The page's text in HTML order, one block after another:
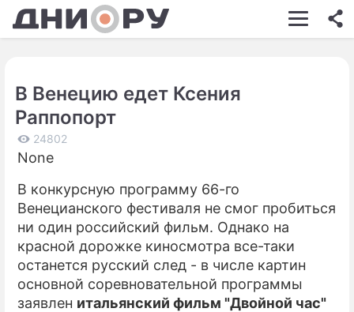
ШОУ-БИЗНЕС
КИНО
ЭКОНОМИКА
ПРОИСШЕСТВИЯ
СТИЛЬ ЖИЗНИ
В Венецию едет Ксения
Раппопорт
24802
None
В конкурсную программу 66-го
Венецианского фестиваля не смог пробиться
ни один российский фильм. Однако на
красной дорожке киносмотра все-таки
останется русский след - в числе картин
основной соревновательной программы
заявлен итальянский фильм "Двойной час"